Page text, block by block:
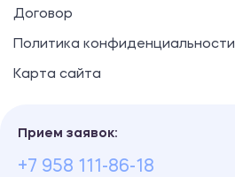
Договор
Политика конфиденциальности
Карта сайта
Прием заявок:
+7 958 111-86-18